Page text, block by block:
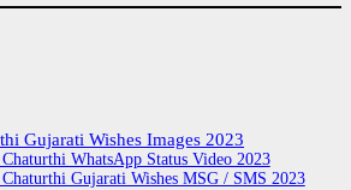
Gujarati Wishes Images 2023
Chaturthi WhatsApp Status Video 2023
Chaturthi Gujarati Wishes MSG / SMS 2023